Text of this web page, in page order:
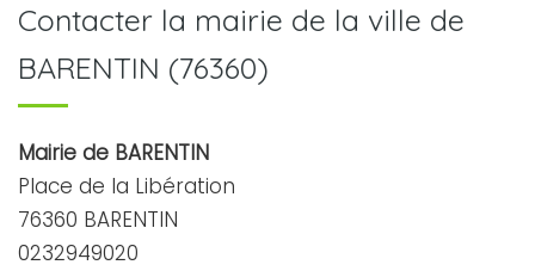
Contacter la mairie de la ville de
BARENTIN (76360)
Mairie de BARENTIN
Place de la Libération
76360 BARENTIN
0232949020